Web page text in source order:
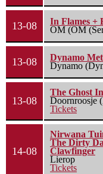
13-08
In Flames +
OM (OM
13-08
Dynamo
Dynamo
13-08
The Ghost
Doornroosje
Tickets
14-08
Nirwana
The Dirty
Clawfinger
Lierop
Tickets